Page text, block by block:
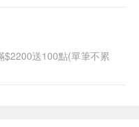
$2200送100點(單筆不累